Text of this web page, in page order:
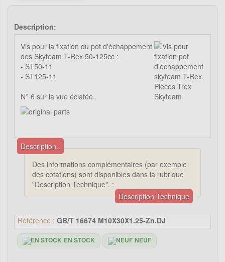
Description:
Vis pour la fixation du pot d'échappement
des Skyteam T-Rex 50-125cc :
- ST50-11
- ST125-11
N° 6 sur la vue éclatée..
Description..
Des informations complémentaires (par exemple
des cotations) sont disponibles dans la rubrique
"Description Technique". :
Description Technique
Référence : GB/T 16674 M10X30X1.25-Zn.DJ
EN STOCK NEUF